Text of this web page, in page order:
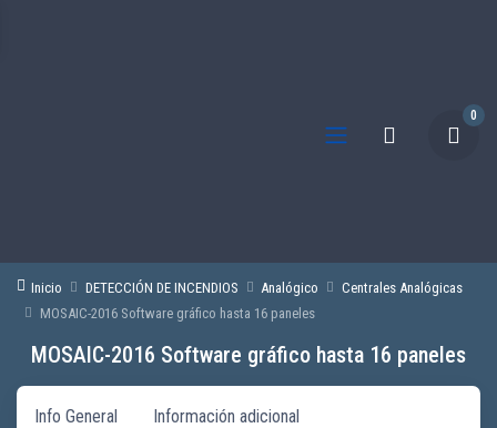
0
Inicio DETECCIÓN DE INCENDIOS Analógico
Centrales Analógicas
MOSAIC-2016 Software gráfico hasta 16 paneles
MOSAIC-2016 Software gráfico hasta 16 paneles
Info General Información adicional